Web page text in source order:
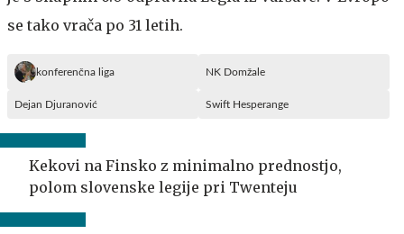
se tako vrača po 31 letih.
konferenčna liga NK Domžale
Dejan Djuranović Swift Hesperange
Kekovi na Finsko z minimalno prednostjo,
polom slovenske legije pri Twenteju